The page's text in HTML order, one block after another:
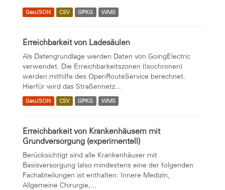
GeoJSON CSV GPKG WMS
Erreichbarkeit von Ladesäulen
Als Datengrundlage werden Daten von GoingElectric
verwendet. Die Erreichbarkeitszonen (Isochronen)
werden mithilfe des OpenRouteService berechnet.
Hierfür wird das Straßennetz...
GeoJSON CSV GPKG WMS
Erreichbarkeit von Krankenhäusern mit
Grundversorgung (experimentell)
Berücksichtigt sind alle Krankenhäuser mit
Basisversorgung (also mindestens eine der folgenden
Fachabteilungen ist enthalten: Innere Medizin,
Allgemeine Chirurgie,...